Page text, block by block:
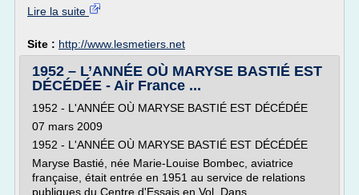
Lire la suite
Site : http://www.lesmetiers.net
1952 – L’ANNÉE OÙ MARYSE BASTIÉ EST
DÉCÉDÉE - Air France ...
1952 - L'ANNÉE OÙ MARYSE BASTIÉ EST DÉCÉDÉE
07 mars 2009
1952 - L'ANNÉE OÙ MARYSE BASTIÉ EST DÉCÉDÉE
Maryse Bastié, née Marie-Louise Bombec, aviatrice
française, était entrée en 1951 au service de relations
publiques du Centre d'Essais en Vol. Dans